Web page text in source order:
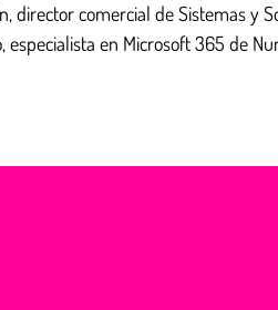
director comercial de Sistemas y
especialista en Microsoft 365 de